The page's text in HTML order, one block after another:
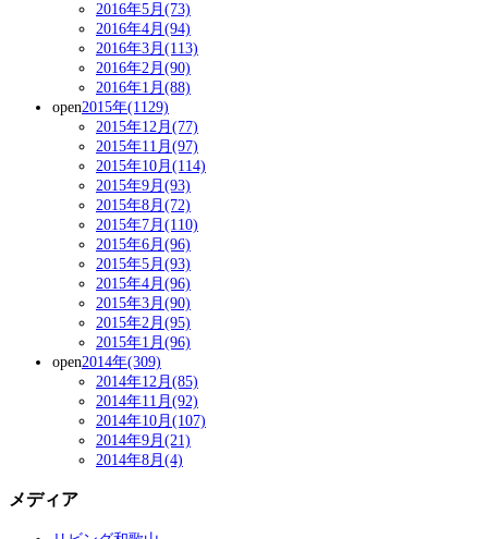
2016年5月(73)
2016年4月(94)
2016年3月(113)
2016年2月(90)
2016年1月(88)
open2015年(1129)
2015年12月(77)
2015年11月(97)
2015年10月(114)
2015年9月(93)
2015年8月(72)
2015年7月(110)
2015年6月(96)
2015年5月(93)
2015年4月(96)
2015年3月(90)
2015年2月(95)
2015年1月(96)
open2014年(309)
2014年12月(85)
2014年11月(92)
2014年10月(107)
2014年9月(21)
2014年8月(4)
メディア